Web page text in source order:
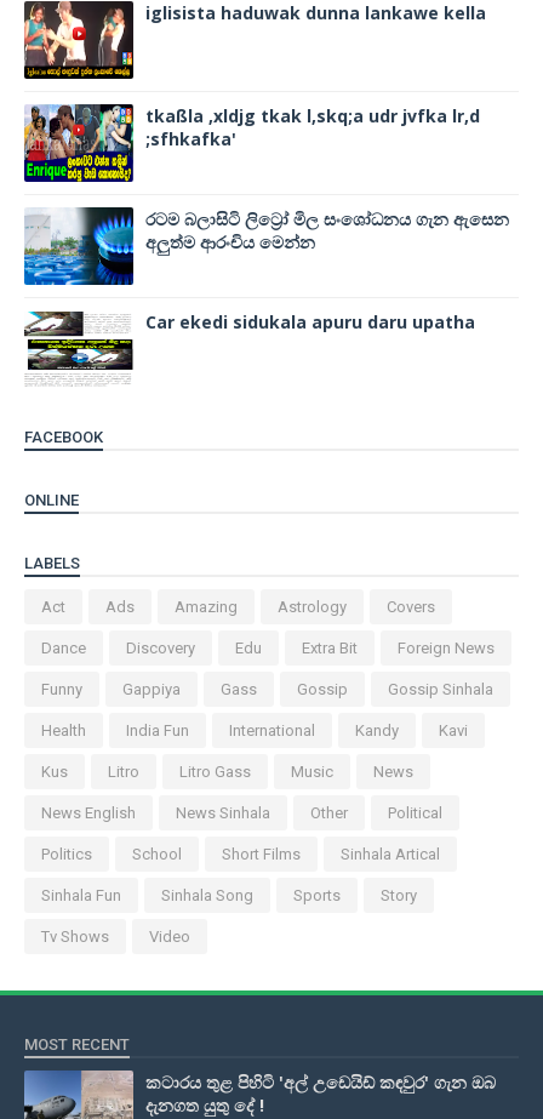
iglisista haduwak dunna lankawe kella
tkaßla ,xldjg tkak l,skq;a udr jvfka lr,d
;sfhkafka'
රටම බලාසිටි ලිට්‍රෝ මිල සංශෝධනය ගැන ඇසෙන
අලුත්ම ආරංචිය මෙන්න
Car ekedi sidukala apuru daru upatha
FACEBOOK
ONLINE
LABELS
Act Ads Amazing Astrology Covers
Dance Discovery Edu Extra Bit Foreign News
Funny Gappiya Gass Gossip Gossip Sinhala
Health India Fun International Kandy Kavi
Kus Litro Litro Gass Music News
News English News Sinhala Other Political
Politics School Short Films Sinhala Artical
Sinhala Fun Sinhala Song Sports Story
Tv Shows Video
MOST RECENT
කටාරය තුළ පිහිටි 'අල් උඩෙයිඩ් කඳවුර' ගැන ඔබ
දැනගත යුතු දේ !